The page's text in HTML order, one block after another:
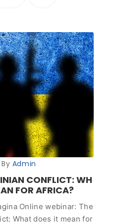
Admin
CONFLICT: WH
FOR AFRICA?
Online webinar: The
What does it mean for